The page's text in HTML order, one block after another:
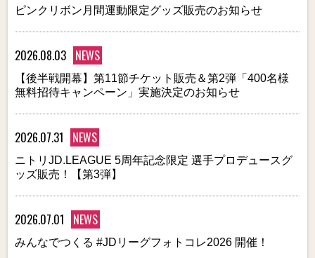
ピンクリボン月間運動限定グッズ販売のお知らせ
2026.08.03 NEWS
【後半戦開幕】第11節チケット販売＆第2弾「400名様
無料招待キャンペーン」実施決定のお知らせ
2026.07.31 NEWS
ニトリJD.LEAGUE 5周年記念限定 選手プロデュースグ
ッズ販売！【第3弾】
2026.07.01 NEWS
みんなでつくる #JDリーグフォトコレ2026 開催！